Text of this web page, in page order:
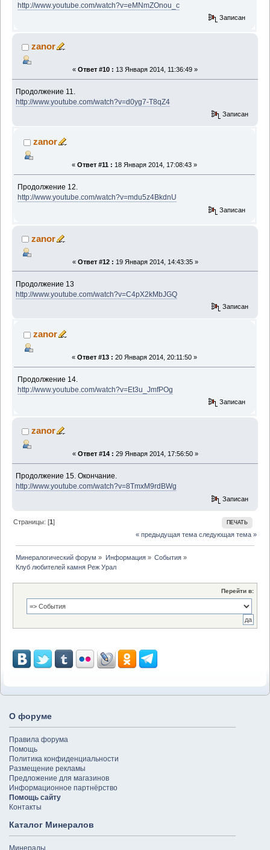
http://www.youtube.com/watch?v=eMNmZOnou_c
Записан
zanor
« Ответ #10 : 13 Января 2014, 11:36:49 »
Продолжение 11.
http://www.youtube.com/watch?v=d0yg7-T8qZ4
Записан
zanor
« Ответ #11 : 18 Января 2014, 17:08:43 »
Продолжение 12.
http://www.youtube.com/watch?v=mdu5z4BkdnU
Записан
zanor
« Ответ #12 : 19 Января 2014, 14:43:35 »
Продолжение 13
http://www.youtube.com/watch?v=C4pX2kMbJGQ
Записан
zanor
« Ответ #13 : 20 Января 2014, 20:11:50 »
Продолжение 14.
http://www.youtube.com/watch?v=Et3u_JmfPOg
Записан
zanor
« Ответ #14 : 29 Января 2014, 17:56:50 »
Продолжение 15. Окончание.
http://www.youtube.com/watch?v=8TmxM9rdBWg
Записан
ПЕЧАТЬ
Страницы: [1]
« предыдущая тема следующая тема »
Минералогический форум » Информация» События»
Клуб любителей камня Реж Урал
Перейти в:
О форуме
Правила форума
Помощь
Политика конфиденциальности
Размещение рекламы
Предложение для магазинов
Информационное партнёрство
Помощь сайту
Контакты
Каталог Минералов